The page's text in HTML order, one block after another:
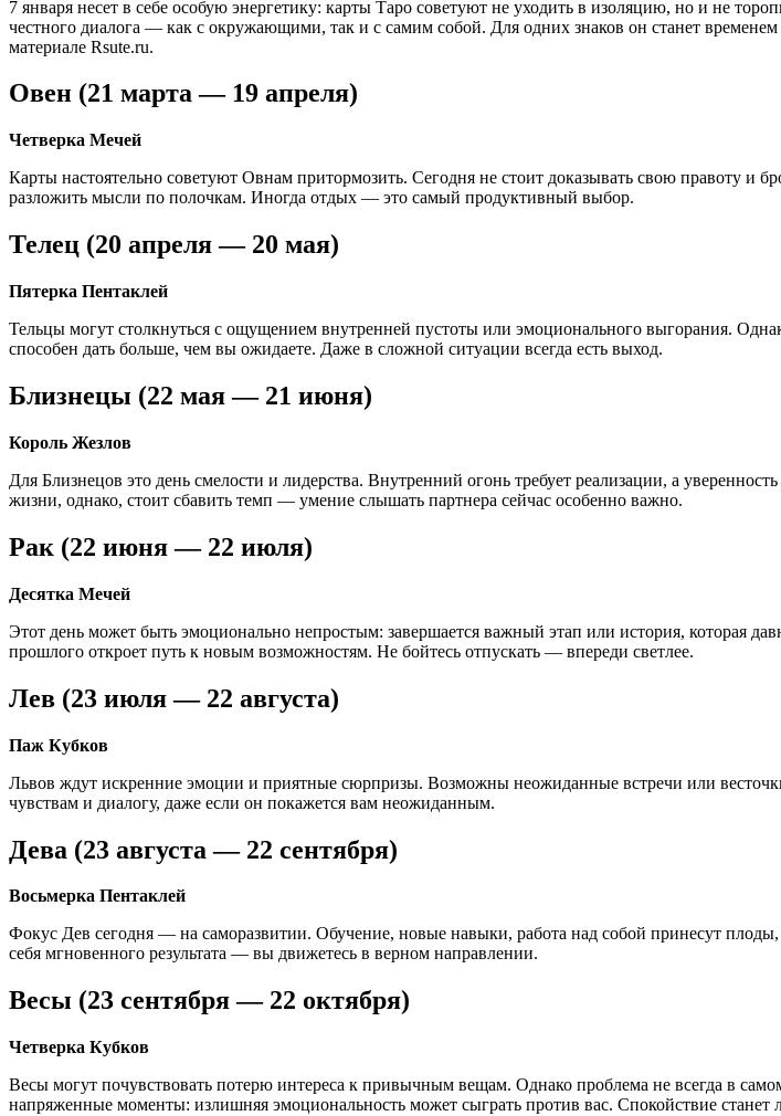
7 января несет в себе особую энергетику: карты Таро советуют не уходить в изоляцию, но и не
честного диалога — как с окружающими, так и с самим собой. Для одних знаков он станет
материале Rsute.ru.
Овен (21 марта — 19 апреля)
Четверка Мечей
Карты настоятельно советуют Овнам притормозить. Сегодня не стоит доказывать свою правоту и
разложить мысли по полочкам. Иногда отдых — это самый продуктивный выбор.
Телец (20 апреля — 20 мая)
Пятерка Пентаклей
Тельцы могут столкнуться с ощущением внутренней пустоты или эмоционального выгорания.
способен дать больше, чем вы ожидаете. Даже в сложной ситуации всегда есть выход.
Близнецы (22 мая — 21 июня)
Король Жезлов
Для Близнецов это день смелости и лидерства. Внутренний огонь требует реализации, а
жизни, однако, стоит сбавить темп — умение слышать партнера сейчас особенно важно.
Рак (22 июня — 22 июля)
Десятка Мечей
Этот день может быть эмоционально непростым: завершается важный этап или история, которая
прошлого откроет путь к новым возможностям. Не бойтесь отпускать — впереди светлее.
Лев (23 июля — 22 августа)
Паж Кубков
Львов ждут искренние эмоции и приятные сюрпризы. Возможны неожиданные встречи или
чувствам и диалогу, даже если он покажется вам неожиданным.
Дева (23 августа — 22 сентября)
Восьмерка Пентаклей
Фокус Дев сегодня — на саморазвитии. Обучение, новые навыки, работа над собой принесут плоды,
себя мгновенного результата — вы движетесь в верном направлении.
Весы (23 сентября — 22 октября)
Четверка Кубков
Весы могут почувствовать потерю интереса к привычным вещам. Однако проблема не всегда в
напряженные моменты: излишняя эмоциональность может сыграть против вас. Спокойствие